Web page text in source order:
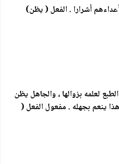
أشرارا . الفعل ( يظن)
لعلمه بزوالها ، والجاهل يظن
ينعم بجهله . مفعول الفعل (